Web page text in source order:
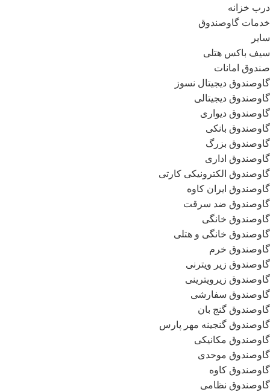
درب خزانه
خدمات گاوصندوق
سایر
سیف باکس هتلی
صندوق امانات
گاوصندوق دیجیتال نسوز
گاوصندوق دیجیتالی
گاوصندوق دیواری
گاوصندوق بانکی
گاوصندوق بزرگ
گاوصندوق اداری
گاوصندوق الکترونیکی کارتی
گاوصندوق ایران کاوه
گاوصندوق ضد سرقت
گاوصندوق خانگی
گاوصندوق خانگی و هتلی
گاوصندوق خرم
گاوصندوق زیر ویترنی
گاوصندوق زیرویترینی
گاوصندوق سفارشی
گاوصندوق گنج بان
گاوصندوق گنجینه مهر پارس
گاوصندوق مکانیکی
گاوصندوق موحدی
گاوصندوق کاوه
گاوصندوق نظامی